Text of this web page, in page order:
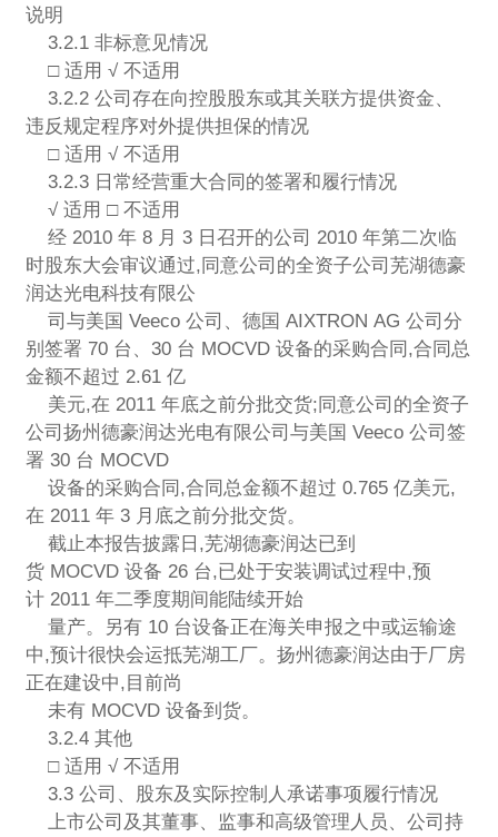
说明
3.2.1 非标意见情况
□ 适用 √ 不适用
3.2.2 公司存在向控股股东或其关联方提供资金、
违反规定程序对外提供担保的情况
□ 适用 √ 不适用
3.2.3 日常经营重大合同的签署和履行情况
√ 适用 □ 不适用
经 2010 年 8 月 3 日召开的公司 2010 年第二次临
时股东大会审议通过,同意公司的全资子公司芜湖德豪
润达光电科技有限公
司与美国 Veeco 公司、德国 AIXTRON AG 公司分
别签署 70 台、30 台 MOCVD 设备的采购合同,合同总
金额不超过 2.61 亿
美元,在 2011 年底之前分批交货;同意公司的全资子
公司扬州德豪润达光电有限公司与美国 Veeco 公司签
署 30 台 MOCVD
设备的采购合同,合同总金额不超过 0.765 亿美元,
在 2011 年 3 月底之前分批交货。
截止本报告披露日,芜湖德豪润达已到
货 MOCVD 设备 26 台,已处于安装调试过程中,预
计 2011 年二季度期间能陆续开始
量产。另有 10 台设备正在海关申报之中或运输途
中,预计很快会运抵芜湖工厂。扬州德豪润达由于厂房
正在建设中,目前尚
未有 MOCVD 设备到货。
3.2.4 其他
□ 适用 √ 不适用
3.3 公司、股东及实际控制人承诺事项履行情况
上市公司及其董事、监事和高级管理人员、公司持